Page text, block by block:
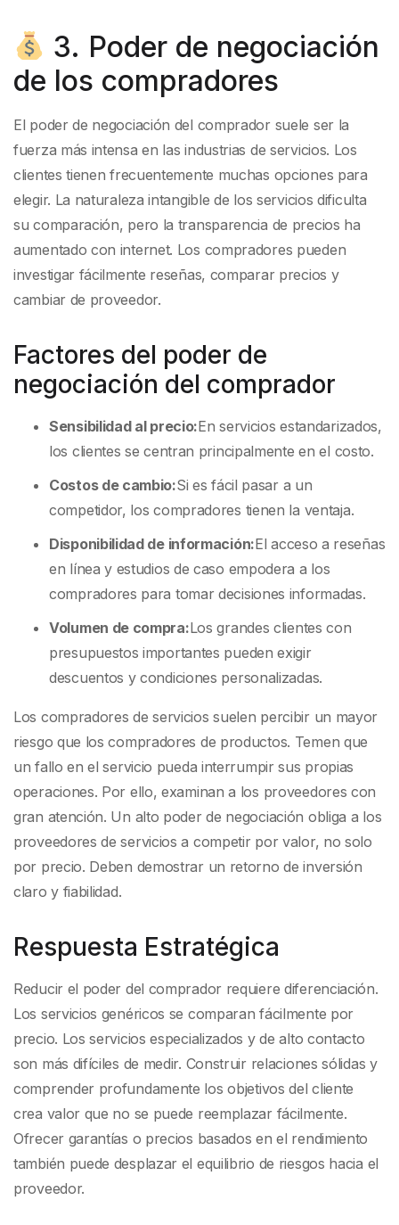
3. Poder de negociación
de los compradores
El poder de negociación del comprador suele ser la
fuerza más intensa en las industrias de servicios. Los
clientes tienen frecuentemente muchas opciones para
elegir. La naturaleza intangible de los servicios dificulta
su comparación, pero la transparencia de precios ha
aumentado con internet. Los compradores pueden
investigar fácilmente reseñas, comparar precios y
cambiar de proveedor.
Factores del poder de
negociación del comprador
Sensibilidad al precio:En servicios estandarizados,
los clientes se centran principalmente en el costo.
Costos de cambio:Si es fácil pasar a un
competidor, los compradores tienen la ventaja.
Disponibilidad de información:El acceso a reseñas
en línea y estudios de caso empodera a los
compradores para tomar decisiones informadas.
Volumen de compra:Los grandes clientes con
presupuestos importantes pueden exigir
descuentos y condiciones personalizadas.
Los compradores de servicios suelen percibir un mayor
riesgo que los compradores de productos. Temen que
un fallo en el servicio pueda interrumpir sus propias
operaciones. Por ello, examinan a los proveedores con
gran atención. Un alto poder de negociación obliga a los
proveedores de servicios a competir por valor, no solo
por precio. Deben demostrar un retorno de inversión
claro y fiabilidad.
Respuesta Estratégica
Reducir el poder del comprador requiere diferenciación.
Los servicios genéricos se comparan fácilmente por
precio. Los servicios especializados y de alto contacto
son más difíciles de medir. Construir relaciones sólidas y
comprender profundamente los objetivos del cliente
crea valor que no se puede reemplazar fácilmente.
Ofrecer garantías o precios basados en el rendimiento
también puede desplazar el equilibrio de riesgos hacia el
proveedor.